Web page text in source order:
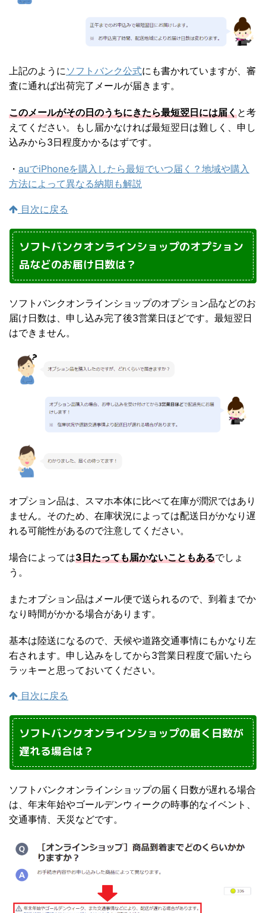
上記のようにソフトバンク公式にも書かれていますが、審
査に通れば出荷完了メールが届きます。
このメールがその日のうちにきたら最短翌日には届くと考
えてください。もし届かなければ最短翌日は難しく、申し
込みから3日程度かかるはずです。
・ auでiPhoneを購入したら最短でいつ届く？地域や購入
方法によって異なる納期も解説
目次に戻る
ソフトバンクオンラインショップのオプション
品などのお届け日数は？
ソフトバンクオンラインショップのオプション品などのお
届け日数は、申し込み完了後3営業日ほどです。最短翌日
はできません。
オプション品は、スマホ本体に比べて在庫が潤沢ではあり
ません。そのため、在庫状況によっては配送日がかなり遅
れる可能性があるので注意してください。
場合によっては3日たっても届かないこともあるでしょ
う。
またオプション品はメール便で送られるので、到着までか
なり時間がかかる場合があります。
基本は陸送になるので、天候や道路交通事情にもかなり左
右されます。申し込みをしてから3営業日程度で届いたら
ラッキーと思っておいてください。
目次に戻る
ソフトバンクオンラインショップの届く日数が
遅れる場合は？
ソフトバンクオンラインショップの届く日数が遅れる場合
は、年末年始やゴールデンウィークの時事的なイベント、
交通事情、天災などです。